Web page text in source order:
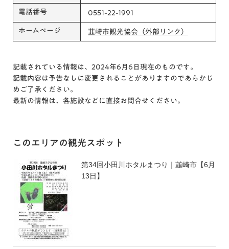
電話番号 0551-22-1991
ホームページ 韮崎市観光協会（外部リンク）
記載されている情報は、2024年6月6日現在のものです。
記載内容は予告なしに変更されることがありますのであらかじ
めご了承ください。
最新の情報は、各施設などに直接お問合せください。
このエリアの観光スポット
第34回小田川ホタルまつり｜韮崎市【6月
13日】